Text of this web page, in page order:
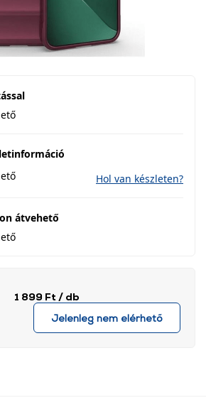
Hol van készleten?
átvehető
1 899 Ft / db
Jelenleg nem elérhető